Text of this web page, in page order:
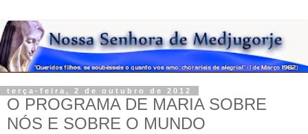
terça-feira, 2 de outubro de 2012
O PROGRAMA DE MARIA SOBRE
NÓS E SOBRE O MUNDO